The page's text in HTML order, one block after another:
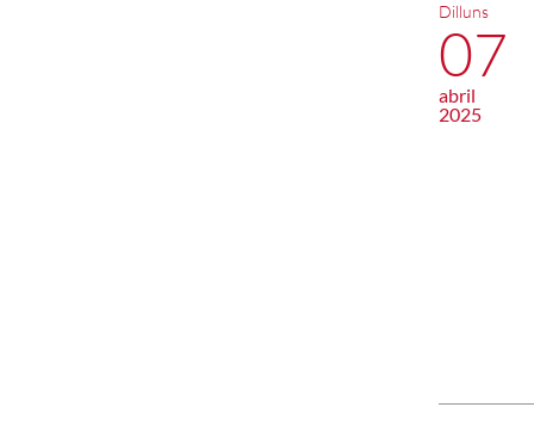
Dilluns
07
abril
2025